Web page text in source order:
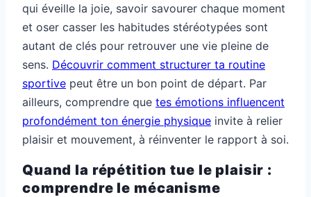
qui éveille la joie, savoir savourer chaque moment
et oser casser les habitudes stéréotypées sont
autant de clés pour retrouver une vie pleine de
sens. Découvrir comment structurer ta routine
sportive peut être un bon point de départ. Par
ailleurs, comprendre que tes émotions influencent
profondément ton énergie physique invite à relier
plaisir et mouvement, à réinventer le rapport à soi.
Quand la répétition tue le plaisir :
comprendre le mécanisme